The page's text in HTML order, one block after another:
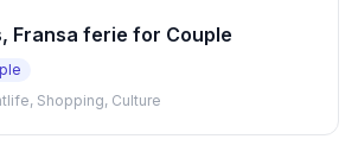
Fransa ferie for Couple
Shopping, Culture